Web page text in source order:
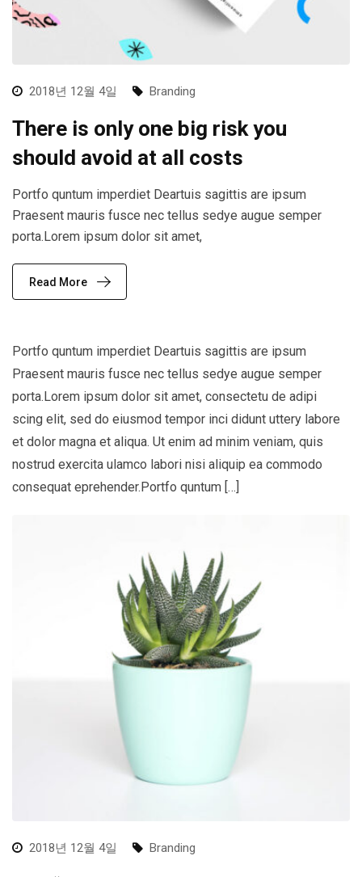
2018년 12월 4일 Branding
There is only one big risk you
should avoid at all costs
Portfo quntum imperdiet Deartuis sagittis are ipsum
Praesent mauris fusce nec tellus sedye augue semper
porta.Lorem ipsum dolor sit amet,
Read More
Portfo quntum imperdiet Deartuis sagittis are ipsum
Praesent mauris fusce nec tellus sedye augue semper
porta.Lorem ipsum dolor sit amet, consectetu de adipi
scing elit, sed do eiusmod tempor inci didunt uttery labore
et dolor magna et aliqua. Ut enim ad minim veniam, quis
nostrud exercita ulamco labori nisi aliquip ea commodo
consequat eprehender.Portfo quntum […]
2018년 12월 4일 Branding